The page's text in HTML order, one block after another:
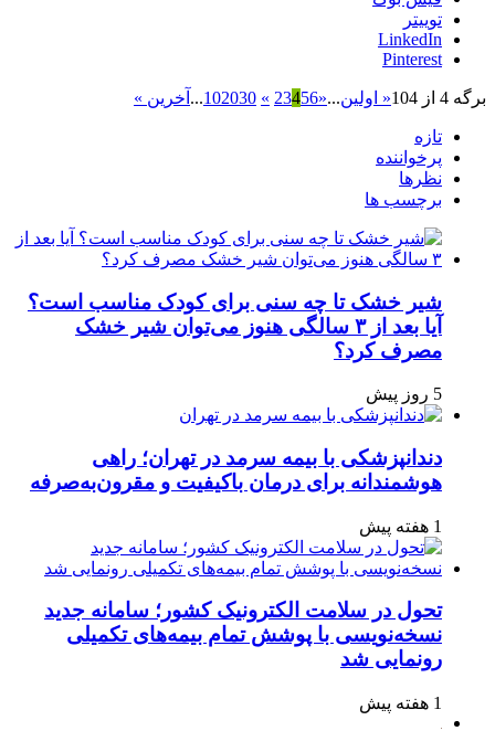
توییتر
LinkedIn
Pinterest
برگه 4 از 104 « اولین...
«
23456
»
102030
... آخرین »
تازه
پرخواننده
نظرها
برچسب ها
شیر خشک تا چه سنی برای کودک مناسب است؟
آیا بعد از ۳ سالگی هنوز می‌توان شیر خشک
مصرف کرد؟
5 روز پیش
دندانپزشکی با بیمه سرمد در تهران؛ راهی
هوشمندانه برای درمان باکیفیت و مقرون‌به‌صرفه
1 هفته پیش
تحول در سلامت الکترونیک کشور؛ سامانه جدید
نسخه‌نویسی با پوشش تمام بیمه‌های تکمیلی
رونمایی شد
1 هفته پیش